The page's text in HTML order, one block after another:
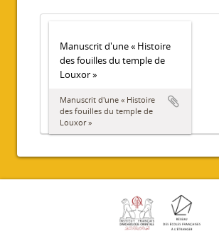
Manuscrit d'une « Histoire
des fouilles du temple de
Louxor »
Manuscrit d'une « Histoire
des fouilles du temple de
Louxor »